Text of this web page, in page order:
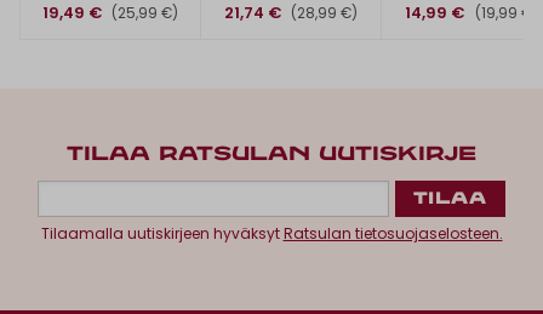
19,49 € (25,99 €) 21,74 € (28,99 €) 14,99 € (19,99 €)
TILAA RATSULAN UUTISKIRJE
Tilaamalla uutiskirjeen hyväksytRatsulan tietosuojaselosteen.